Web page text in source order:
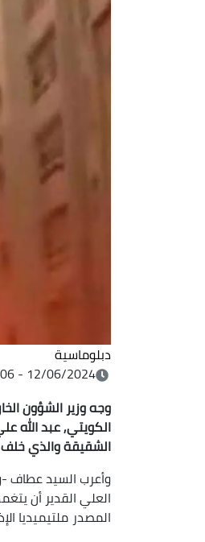
دبلوماسية
12/06/2024 - 17:06
وجه وزير الشؤون
الكويتي, عبد الله
الشقيقة والذي خلف
وأعرب السيد عطاف -
العلي القدير أن
المصدر ملتيميديا